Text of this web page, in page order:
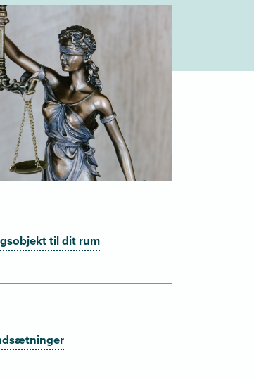
til dit rum